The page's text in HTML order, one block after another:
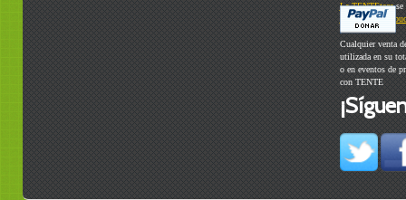
La TENTEtecase
Commons
Cualquier venta
utilizada en su
o en eventos de
con TENTE